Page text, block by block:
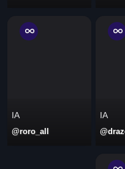
IA
@roro_all
IA